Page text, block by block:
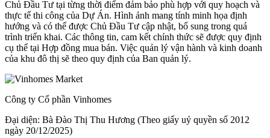
Chủ Đầu Tư tại từng thời điểm đảm bảo phù hợp với quy hoạch và
thực tế thi công của Dự Án. Hình ảnh mang tính minh họa định
hướng và có thể được Chủ Đầu Tư cập nhật, bổ sung trong quá
trình triển khai. Các thông tin, cam kết chính thức sẽ được quy định
cụ thể tại Hợp đồng mua bán. Việc quản lý vận hành và kinh doanh
của khu đô thị sẽ theo quy định của Ban quản lý.
Công ty Cổ phần Vinhomes
Đại diện: Bà Đào Thị Thu Hương (Theo giấy uỷ quyền số 2012
ngày 20/12/2025)